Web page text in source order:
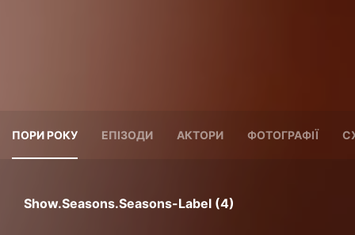
ПОРИ РОКУ ЕПІЗОДИ АКТОРИ ФОТОГРАФІЇ
Show.seasons.seasons-Label (4)